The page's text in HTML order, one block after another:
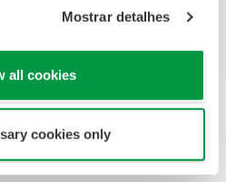
Mostrar detalhes
all cookies
cookies only
para antecipar e resolver